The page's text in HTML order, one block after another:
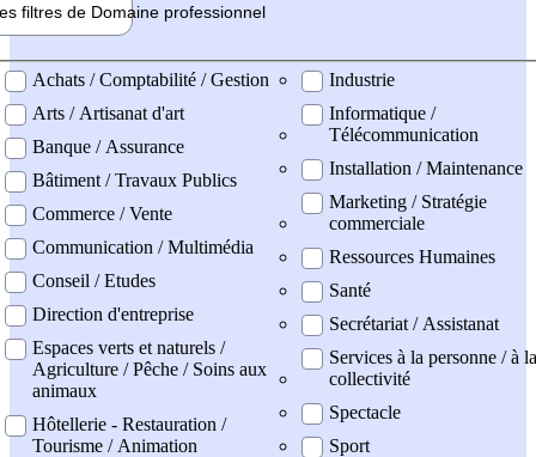
filtres de Domaine professionnel
professionel
Achats / Comptabilité / Gestion
Arts / Artisanat d'art
Banque / Assurance
Bâtiment / Travaux Publics
Commerce / Vente
Communication / Multimédia
Conseil / Etudes
Direction d'entreprise
Espaces verts et naturels /
Agriculture / Pêche / Soins aux
animaux
Hôtellerie - Restauration /
Tourisme / Animation
Industrie
Informatique /
Télécommunication
Installation / Maintenance
Marketing / Stratégie
commerciale
Ressources Humaines
Santé
Secrétariat / Assistanat
Services à la personne / à la
collectivité
Spectacle
Sport